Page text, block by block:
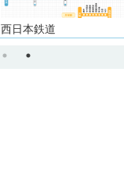
京阪電気鉄道